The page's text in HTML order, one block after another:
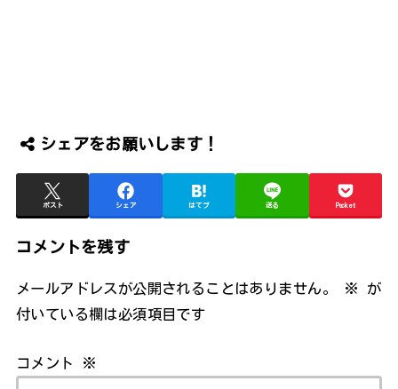
シェアをお願いします！
ポスト シェア はてブ 送る Pocket
コメントを残す
メールアドレスが公開されることはありません。 ※
が
付いている欄は必須項目です
コメント ※